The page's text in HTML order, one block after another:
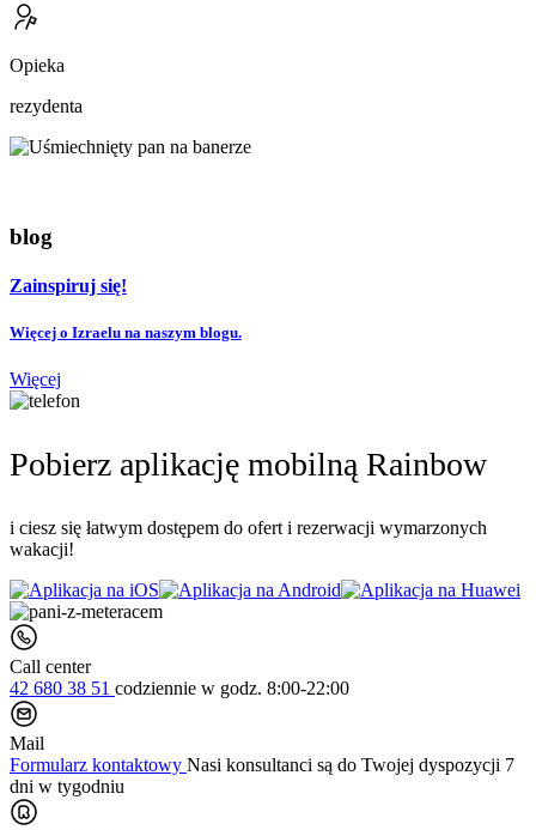
Opieka
rezydenta
blog
Zainspiruj się!
Więcej o Izraelu na naszym blogu.
Więcej
Pobierz aplikację mobilną Rainbow
i ciesz się łatwym dostępem do ofert i rezerwacji wymarzonych
wakacji!
Call center
42 680 38 51 codziennie w godz. 8:00-22:00
Mail
Formularz kontaktowy Nasi konsultanci są do Twojej dyspozycji 7
dni w tygodniu